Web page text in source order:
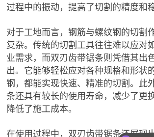
过程中的振动，提高了切割的精度和
对于工地而言，钢筋与螺纹钢的切割
复杂。传统的切割工具往往难以应对
业需求，而双刃齿带锯条则凭借其出
出。它能够轻松应对各种规格和形状
钢，都能实现快速、精准的切割。此
条还具有较长的使用寿命，减少了更
降低了施工成本。
在使用过程中，双刃齿带锯条还展现